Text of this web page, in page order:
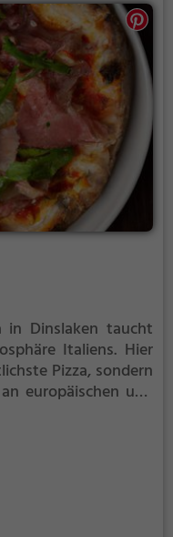
jeder auf seine
Duftnoten
Abend im
in Dinslaken taucht
Italiens. Hier
Pizza, sondern
europäischen und
vegetarische
hier wird jeder